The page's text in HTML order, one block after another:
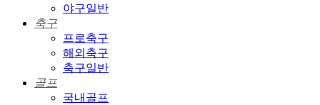
야구일반
축구
프로축구
해외축구
축구일반
골프
국내골프